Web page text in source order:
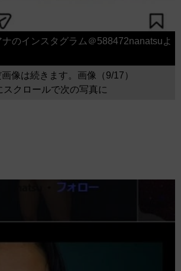
のインスタグラム＠588472nanatsuよ
像は続きます。画像（9/17）
スクロールで次の写真に